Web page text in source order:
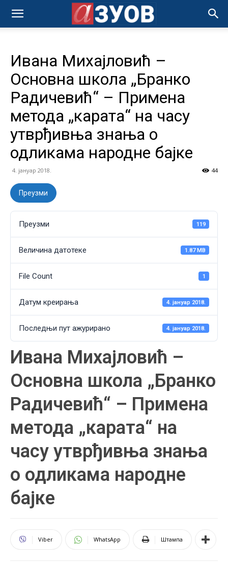
Ивана Михајловић –
Основна школа „Бранко
Радичевић“ – Примена
метода „карата“ на часу
утврђивња знања о
одликама народне бајке
4. јануар 2018. 44
Преузми
Преузми 119
Величина датотеке 1.87 MB
File Count 1
Датум креирања 4. јануар 2018.
Последњи пут ажурирано 4. јануар 2018.
Ивана Михајловић –
Основна школа „Бранко
Радичевић“ – Примена
метода „карата“ на
часу утврђивња знања
о одликама народне
бајке
Viber WhatsApp Штампа